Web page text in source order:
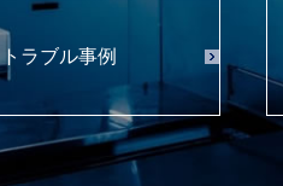
トラブル事例